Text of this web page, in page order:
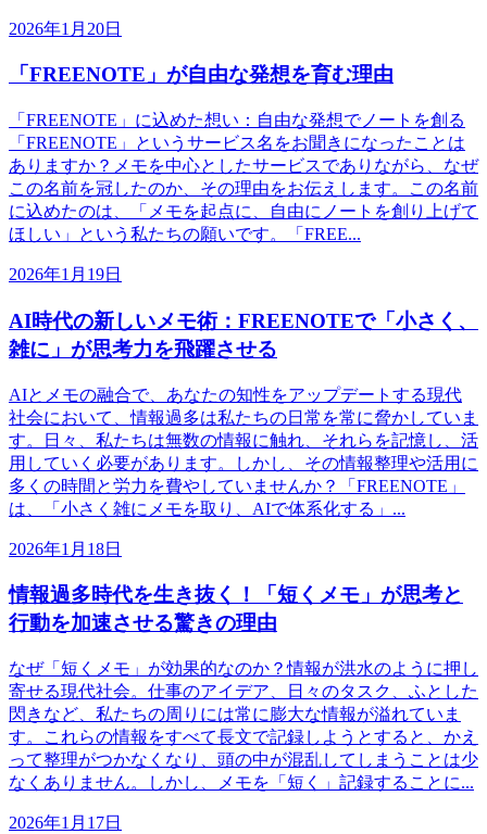
2026年1月20日
「FREENOTE」が自由な発想を育む理由
「FREENOTE」に込めた想い：自由な発想でノートを創る
「FREENOTE」というサービス名をお聞きになったことは
ありますか？メモを中心としたサービスでありながら、なぜ
この名前を冠したのか、その理由をお伝えします。この名前
に込めたのは、「メモを起点に、自由にノートを創り上げて
ほしい」という私たちの願いです。「FREE...
2026年1月19日
AI時代の新しいメモ術：FREENOTEで「小さく、
雑に」が思考力を飛躍させる
AIとメモの融合で、あなたの知性をアップデートする現代
社会において、情報過多は私たちの日常を常に脅かしていま
す。日々、私たちは無数の情報に触れ、それらを記憶し、活
用していく必要があります。しかし、その情報整理や活用に
多くの時間と労力を費やしていませんか？「FREENOTE」
は、「小さく雑にメモを取り、AIで体系化する」...
2026年1月18日
情報過多時代を生き抜く！「短くメモ」が思考と
行動を加速させる驚きの理由
なぜ「短くメモ」が効果的なのか？情報が洪水のように押し
寄せる現代社会。仕事のアイデア、日々のタスク、ふとした
閃きなど、私たちの周りには常に膨大な情報が溢れていま
す。これらの情報をすべて長文で記録しようとすると、かえ
って整理がつかなくなり、頭の中が混乱してしまうことは少
なくありません。しかし、メモを「短く」記録することに...
2026年1月17日